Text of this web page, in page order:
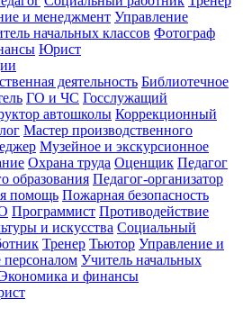
и менеджмент Управление
начальных классов Фотограф
Юрист
деятельность Библиотечное
ГО и ЧС Госслужащий
автошколы Коррекционный
Мастер производственного
Музейное и экскурсионное
Охрана труда Оценщик Педагог
образования Педагог-организатор
помощь Пожарная безопасность
Программист Противодействие
и искусства Социальный
Тренер Тьютор Управление и
персоналом Учитель начальных
и финансы